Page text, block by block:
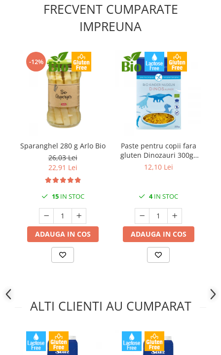
FRECVENT CUMPARATE
IMPREUNA
-12%
Sparanghel 280 g Arlo Bio
26,03 Lei
22,91 Lei
15IN STOC
ADAUGA IN COS
Paste pentru copii fara
gluten Dinozauri 300gr
Seitz Bio
12,10 Lei
4IN STOC
ADAUGA IN COS
ALTI CLIENTI AU CUMPARAT